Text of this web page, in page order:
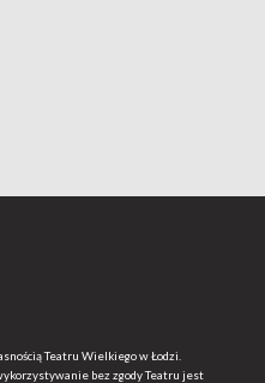
Teatru Wielkiego w Łodzi.
bez zgody Teatru jest